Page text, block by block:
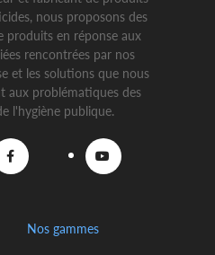
nous proposons des
produits en réponse aux
rencontrées par nos
et les solutions que nous
aux problématiques des
l'hygiène publique.
Nos gammes